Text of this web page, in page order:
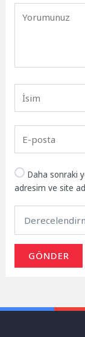
Daha sonraki
adresim ve site
GÖNDER